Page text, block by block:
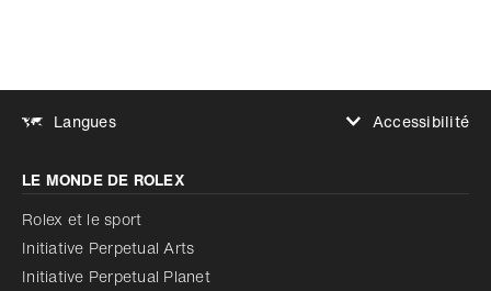
Langues
Accessibilité
Augmenter le contraste
Désactivé
Réduire les animations
Réduire les animations
Désactivé
LE MONDE DE ROLEX
Rolex et le sport
Initiative Perpetual Arts
Initiative Perpetual Planet